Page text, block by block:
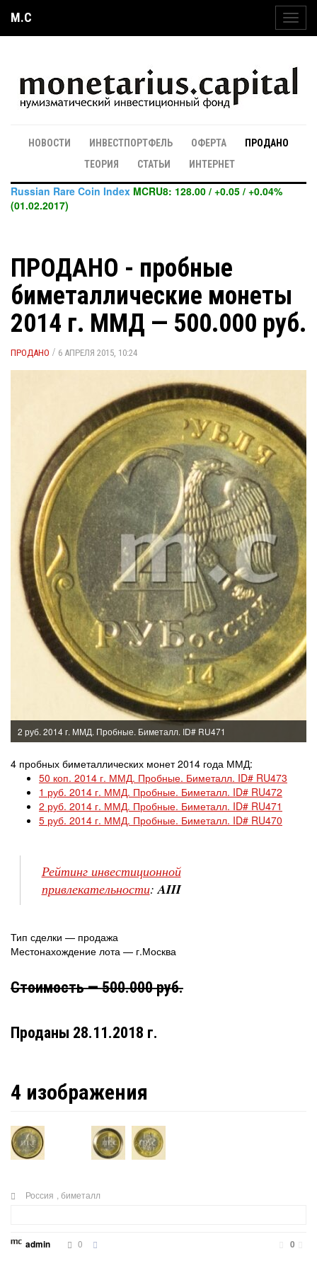
M.C
НОВОСТИ ИНВЕСТПОРТФЕЛЬ ОФЕРТА
ПРОДАНО
ТЕОРИЯ
СТАТЬИ ИНТЕРНЕТ
Russian Rare Coin Index MCRU8: 128.00 / +0.05 / +0.04%
(01.02.2017)
ПРОДАНО - пробные
биметаллические монеты
2014 г. ММД — 500.000 руб.
ПРОДАНО / 6 АПРЕЛЯ 2015, 10:24
2 руб. 2014 г. ММД. Пробные. Биметалл. ID# RU471
4 пробных биметаллических монет 2014 года ММД:
50 коп. 2014 г. ММД. Пробные. Биметалл. ID# RU473
1 руб. 2014 г. ММД. Пробные. Биметалл. ID# RU472
2 руб. 2014 г. ММД. Пробные. Биметалл. ID# RU471
5 руб. 2014 г. ММД. Пробные. Биметалл. ID# RU470
Рейтинг инвестиционной
привлекательности:AIII
Тип сделки — продажа
Местонахождение лота — г.Москва
Стоимость — 500.000 руб.
Проданы 28.11.2018 г.
4 изображения
Россия биметалл
admin 0 0